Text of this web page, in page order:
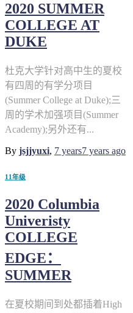
2020 SUMMER
COLLEGE AT
DUKE
杜克大学针对高中生的夏校
有四周的有学分项目
(Summer College at Duke);三
周的学术加强项目(Summer
Academy);另外还有...
By jsjjyuxi, 7 years7 years ago
11年级
2020 Columbia
Univeristy
COLLEGE
EDGE：
SUMMER
在夏校期间到处都插着High